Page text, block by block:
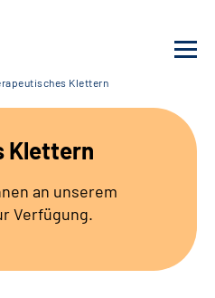
Klettern
Klettern
an unserem
Verfügung.